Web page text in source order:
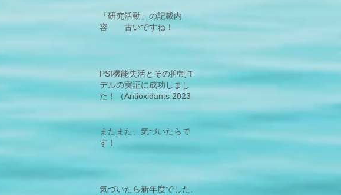
「研究活動」の記載内
容 古いですね！
PSI機能失活とその抑制モ
デルの実証に成功しまし
た！（Antioxidants 2023,
https://doi.org/10.3390/ant
iox12010021 - 2
またまた、気づいたらで
す！
気づいたら新年度でした、